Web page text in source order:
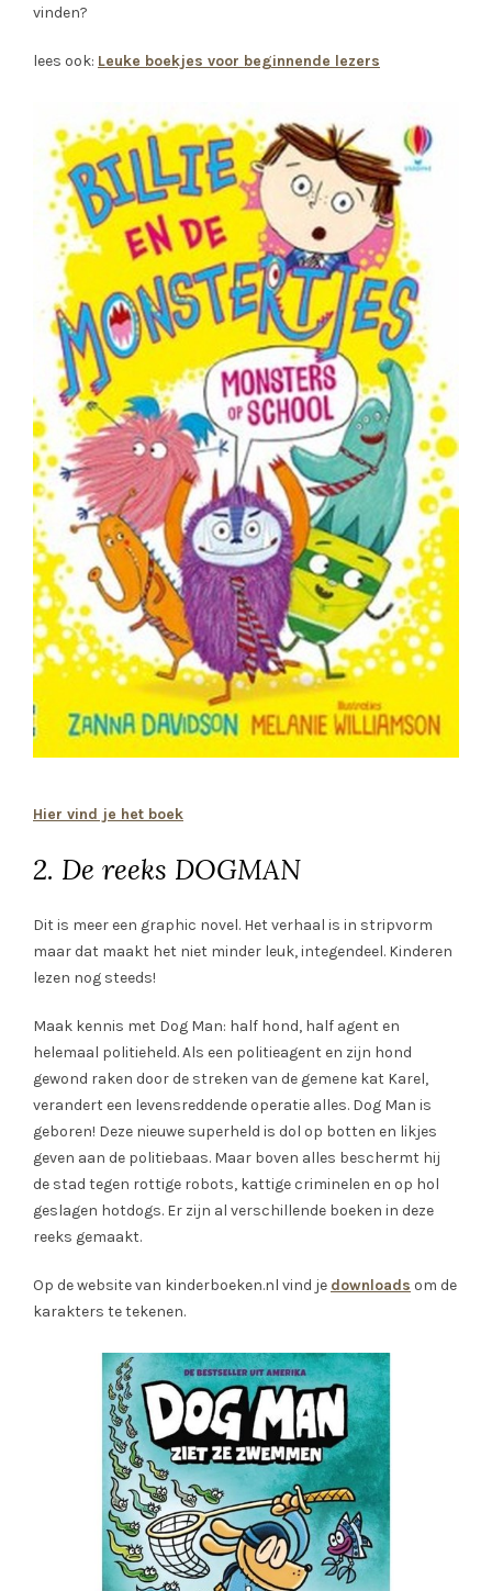
vinden?
lees ook: Leuke boekjes voor beginnende lezers
Hier vind je het boek
2. De reeks DOGMAN
Dit is meer een graphic novel. Het verhaal is in stripvorm
maar dat maakt het niet minder leuk, integendeel. Kinderen
lezen nog steeds!
Maak kennis met Dog Man: half hond, half agent en
helemaal politieheld. Als een politieagent en zijn hond
gewond raken door de streken van de gemene kat Karel,
verandert een levensreddende operatie alles. Dog Man is
geboren! Deze nieuwe superheld is dol op botten en likjes
geven aan de politiebaas. Maar boven alles beschermt hij
de stad tegen rottige robots, kattige criminelen en op hol
geslagen hotdogs. Er zijn al verschillende boeken in deze
reeks gemaakt.
Op de website van kinderboeken.nl vind je downloads om de
karakters te tekenen.